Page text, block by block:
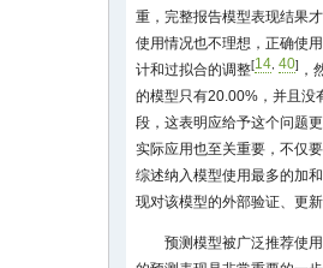
重，完整报告模型表现结果
使用情况也不理想，正确使
计和过拟合的调整[14 40] ，
的模型只有20.00%，并且没
段，这表明应给予这个问题
实际应用也至关重要，不仅
综述纳入模型使用最多的加
现对该模型的外部验证、更
预测模型被广泛推荐使